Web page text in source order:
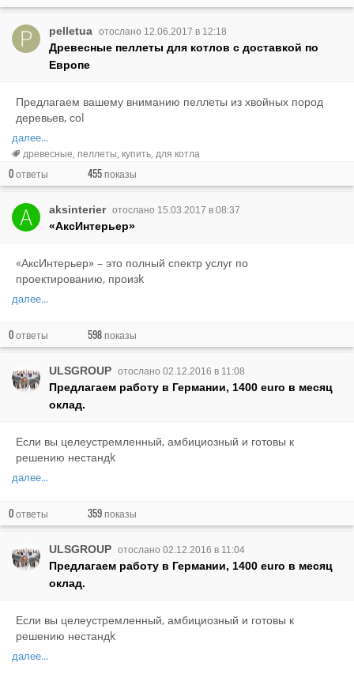
pelletua отослано 12.06.2017 в 12:18
Древесные пеллеты для котлов с доставкой по
Европе
Предлагаем вашему вниманию пеллеты из хвойных пород
деревьев, соl
далее...
древесные пеллеты купить для котла
0ответы 455показы
aksinterier отослано 15.03.2017 в 08:37
«АксИнтерьер»
«АксИнтерьер» – это полный спектр услуг по
проектированию, произk
далее...
0ответы 598показы
ULSGROUP отослано 02.12.2016 в 11:08
Предлагаем работу в Германии, 1400 euro в месяц
оклад.
Если вы целеустремленный, амбициозный и готовы к
решению нестандk
далее...
0ответы 359показы
ULSGROUP отослано 02.12.2016 в 11:04
Предлагаем работу в Германии, 1400 euro в месяц
оклад.
Если вы целеустремленный, амбициозный и готовы к
решению нестандk
далее...